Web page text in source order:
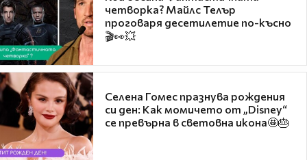
четворка? Майлс Телър
проговаря десетилетие по-късно
🎬👀💥
Селена Гомес празнува рождения
си ден: Как момичето от „Disney“
се превърна в световна икона🤩🎂